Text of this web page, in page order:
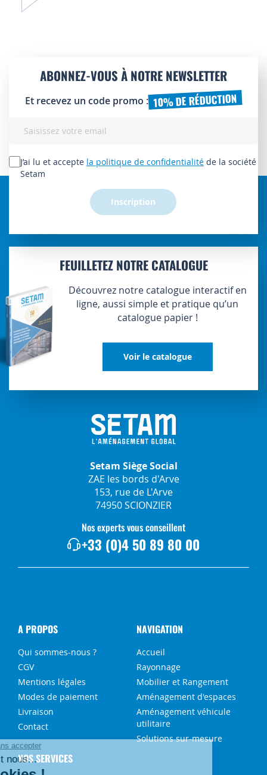
ABONNEZ-VOUS À NOTRE NEWSLETTER
Et recevez un code promo : 10% DE RÉDUCTION
lettre
d’information
J’ai lu et accepte la politique de confidentialité de la société
Setam
Inscription
FEUILLETEZ NOTRE CATALOGUE
Découvrez notre catalogue interactif en
ligne, aussi simple et pratique qu’un
catalogue papier !
Voir le catalogue
Setam Siège Social
ZAE les bords d'Arve
153, rue de L'Arve
74950 SCIONZIER
Nos experts vous conseillent
+33 (0)4 50 89 80 00
A PROPOS
Qui sommes-nous ?
CGV
Mentions légales
Modes de paiement
Livraison
Contact
NAVIGATION
Accueil
Rayonnage
Mobilier et Rangement
Aménagement d'espaces
Aménagement véhicule
utilitaire
Solutions sur-mesure
NOS SERVICES